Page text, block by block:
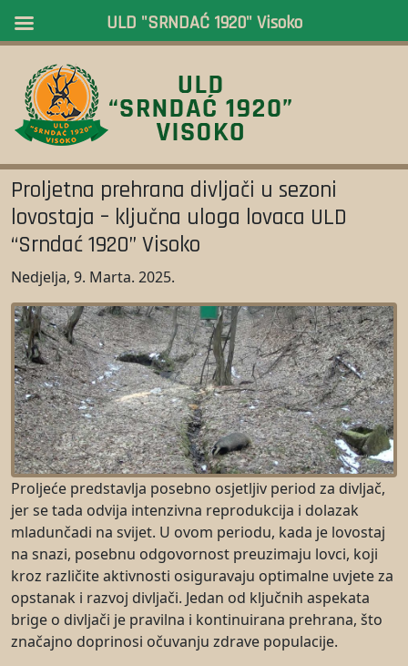
Proljetna prehrana divljači u sezoni
lovostaja – ključna uloga lovaca ULD
“Srndać 1920” Visoko
Nedjelja, 9. Marta. 2025.
Proljeće predstavlja posebno osjetljiv period za divljač,
jer se tada odvija intenzivna reprodukcija i dolazak
mladunčadi na svijet. U ovom periodu, kada je lovostaj
na snazi, posebnu odgovornost preuzimaju lovci, koji
kroz različite aktivnosti osiguravaju optimalne uvjete za
opstanak i razvoj divljači. Jedan od ključnih aspekata
brige o divljači je pravilna i kontinuirana prehrana, što
značajno doprinosi očuvanju zdrave populacije.
ULD "SRNDAĆ 1920" Visoko